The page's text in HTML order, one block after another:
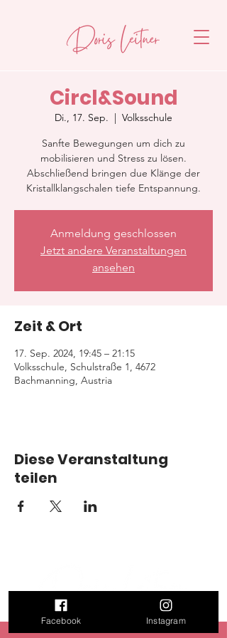
Circl&Sound
Di., 17. Sep.
  |
Volksschule
Sanfte Bewegungen um dich zu
mobilisieren und Stress zu lösen.
Abschließend bringen due Klänge der
Kristallklangschalen tiefe Entspannung.
Anmeldung geschlossen
Jetzt andere Veranstaltungen
ansehen
Zeit & Ort
17. Sep. 2024, 19:45 – 21:15
Volksschule, Schulstraße 1, 4672
Bachmanning, Austria
Diese Veranstaltung
teilen
Facebook Instagram